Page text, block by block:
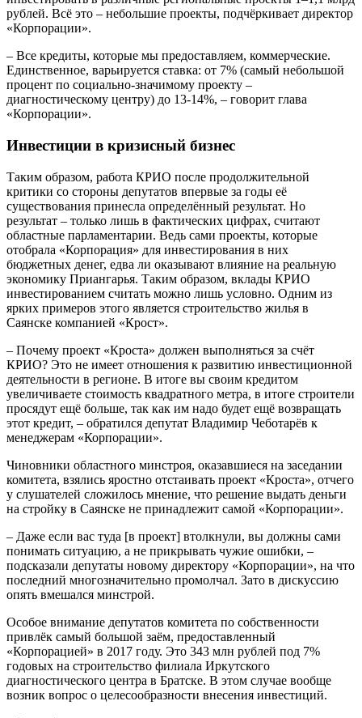
рублей. Всё это – небольшие проекты, подчёркивает директор
«Корпорации».
– Все кредиты, которые мы предоставляем, коммерческие.
Единственное, варьируется ставка: от 7% (самый небольшой
процент по социально-значимому проекту –
диагностическому центру) до 13-14%, – говорит глава
«Корпорации».
Инвестиции в кризисный бизнес
Таким образом, работа КРИО после продолжительной
критики со стороны депутатов впервые за годы её
существования принесла определённый результат. Но
результат – только лишь в фактических цифрах, считают
областные парламентарии. Ведь сами проекты, которые
отобрала «Корпорация» для инвестирования в них
бюджетных денег, едва ли оказывают влияние на реальную
экономику Приангарья. Таким образом, вклады КРИО
инвестированием считать можно лишь условно. Одним из
ярких примеров этого является строительство жилья в
Саянске компанией «Крост».
– Почему проект «Кроста» должен выполняться за счёт
КРИО? Это не имеет отношения к развитию инвестиционной
деятельности в регионе. В итоге вы своим кредитом
увеличиваете стоимость квадратного метра, в итоге строители
просядут ещё больше, так как им надо будет ещё возвращать
этот кредит, – обратился депутат Владимир Чеботарёв к
менеджерам «Корпорации».
Чиновники областного минстроя, оказавшиеся на заседании
комитета, взялись яростно отстаивать проект «Кроста», отчего
у слушателей сложилось мнение, что решение выдать деньги
на стройку в Саянске не принадлежит самой «Корпорации».
– Даже если вас туда [в проект] втолкнули, вы должны сами
понимать ситуацию, а не прикрывать чужие ошибки, –
подсказали депутаты новому директору «Корпорации», на что
последний многозначительно промолчал. Зато в дискуссию
опять вмешался минстрой.
Особое внимание депутатов комитета по собственности
привлёк самый большой заём, предоставленный
«Корпорацией» в 2017 году. Это 343 млн рублей под 7%
годовых на строительство филиала Иркутского
диагностического центра в Братске. В этом случае вообще
возник вопрос о целесообразности внесения инвестиций.